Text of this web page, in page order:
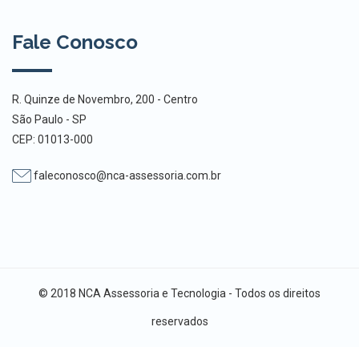
Fale Conosco
R. Quinze de Novembro, 200 - Centro
São Paulo - SP
CEP: 01013-000
faleconosco@nca-assessoria.com.br
© 2018 NCA Assessoria e Tecnologia - Todos os direitos
reservados